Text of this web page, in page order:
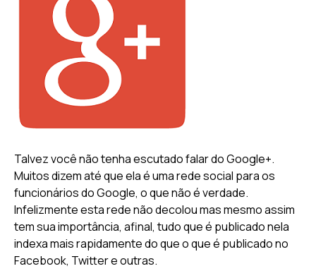
Talvez você não tenha escutado falar do Google+.
Muitos dizem até que ela é uma rede social para os
funcionários do Google, o que não é verdade.
Infelizmente esta rede não decolou mas mesmo assim
tem sua importância, afinal, tudo que é publicado nela
indexa mais rapidamente do que o que é publicado no
Facebook, Twitter e outras.